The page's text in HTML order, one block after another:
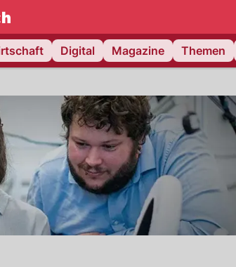
Digital Magazine Themen